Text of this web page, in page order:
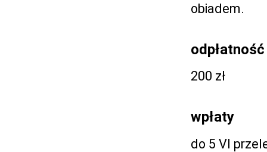
obiadem.
200 zł
wpłaty
do 5 VI